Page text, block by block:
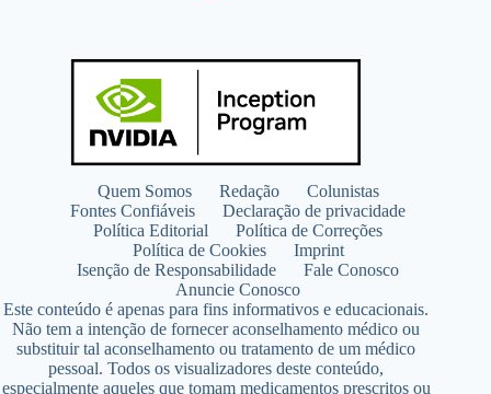
Quem Somos Redação
Colunistas
Fontes Confiáveis
Declaração de privacidade
Política Editorial
Política de Correções
Política de Cookies
Imprint
Isenção de Responsabilidade
Fale Conosco
Anuncie Conosco
Este conteúdo é apenas para fins informativos e educacionais.
Não tem a intenção de fornecer aconselhamento médico ou
substituir tal aconselhamento ou tratamento de um médico
pessoal. Todos os visualizadores deste conteúdo,
especialmente aqueles que tomam medicamentos prescritos ou